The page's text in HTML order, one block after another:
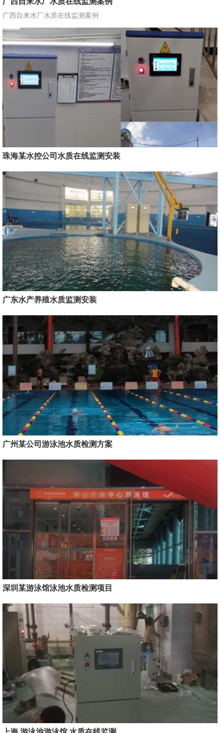
广西自来水厂水质在线监测案例
珠海某水控公司水质在线监测安装
广东水产养殖水质监测安装
广州某公司游泳池水质检测方案
深圳某游泳馆泳池水质检测项目